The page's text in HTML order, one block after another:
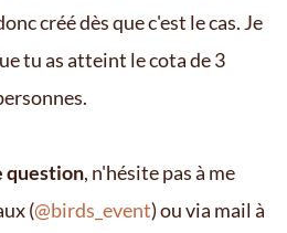
créé dès que c'est le cas. Je
tu as atteint le cota de 3
question, n'hésite pas à me
(@birds_event) ou via mail à